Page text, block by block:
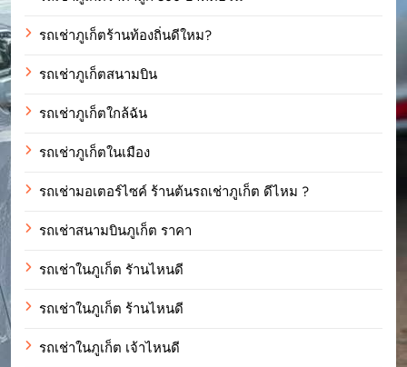
รถเช่าภูเก็ตร้านท้องถิ่นดีใหม?
รถเช่าภูเก็ตสนามบิน
รถเช่าภูเก็ตใกล้ฉัน
รถเช่าภูเก็ตในเมือง
รถเช่ามอเตอร์ไซค์ ร้านต้นรถเช่าภูเก็ต ดีไหม ?
รถเช่าสนามบินภูเก็ต ราคา
รถเช่าในภูเก็ต รัานไหนดี
รถเช่าในภูเก็ต ร้านไหนดี
รถเช่าในภูเก็ต เจ้าไหนดี